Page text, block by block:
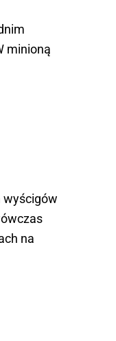
minioną
wyścigów
na